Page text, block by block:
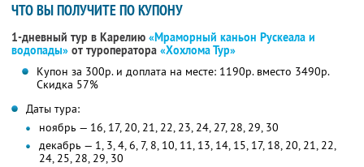
ЧТО ВЫ ПОЛУЧИТЕ ПО КУПОНУ
1-дневный тур в Карелию «Мраморный каньон Рускеала и
водопады» от туроператора «Хохлома Тур»
Купон за 300р. и доплата на месте: 1190р. вместо 3490р.
Скидка 57%
Даты тура:
ноябрь — 16, 17, 20, 21, 22, 23, 24, 27, 28, 29, 30
декабрь — 1, 3, 4, 6, 7, 8, 10, 11, 13, 14, 15, 17, 18, 20, 21, 22,
24, 25, 28, 29, 30